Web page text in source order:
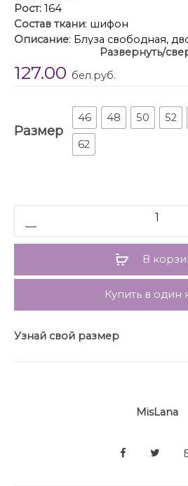
Рост: 164
Состав ткани: шифон
Описание: Блуза свободная,
реглан, по низу со сборкой на
вырез. Горловина со сборкой на
Развернуть/
127.00 бел.руб.
Размер
46 48 50 52
62
В
Купить в один
Узнай свой размер
MisLana
SHARE